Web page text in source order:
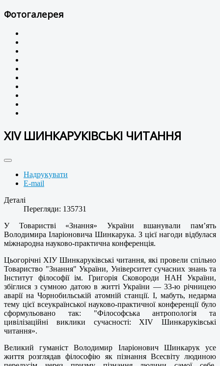
Фотогалерея
ХІV ШИНКАРУКІВСЬКІ ЧИТАННЯ
Надрукувати
E-mail
Деталі
Перегляди: 135731
У Товаристві «Знання» України вшанували пам’ять
Володимира Іларіоновича Шинкарука. З цієї нагоди відбулася
міжнародна науково-практична конференція.
Цьогорічні ХІУ Шинкаруківські читання, які провели спільно
Товариство "Знання" України, Університет сучасних знань та
Інститут філософії ім. Григорія Сковороди НАН України,
збіглися з сумною датою в житті України — 33-ю річницею
аварії на Чорнобильській атомній станції. І, мабуть, недарма
тему цієї всеукраїнської науково-практичної конференції було
сформульовано так: "Філософська антропологія та
цивілізаційні виклики сучасності: ХІV Шинкаруківські
читання».
Великий гуманіст Володимир Іларіонович Шинкарук усе
життя розглядав філософію як пізнання Всесвіту людиною